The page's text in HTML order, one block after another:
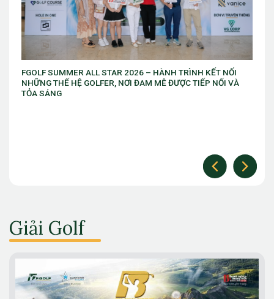
2026 – HÀNH TRÌNH KẾT NỐI
NƠI ĐAM MÊ ĐƯỢC TIẾP NỐI VÀ
Giải vô địch golf trẻ Việt
thứ 10
Giải Golf